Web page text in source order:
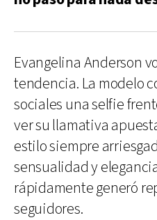
Evangelina Anderson
tendencia. La modelo
sociales una selfie
ver su llamativa
estilo siempre
sensualidad y
rápidamente generó
seguidores.